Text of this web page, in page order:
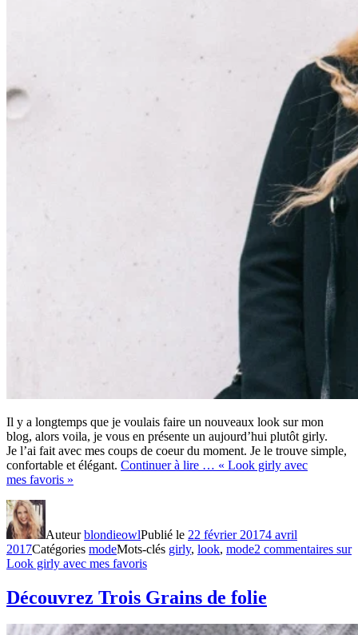
Il y a longtemps que je voulais faire un nouveaux look sur mon
blog, alors voila, je vous en présente un aujourd’hui plutôt girly.
Je l’ai fait avec mes coups de coeur du moment. Je le trouve simple,
confortable et élégant. Continuer à lire … « Look girly avec
mes favoris »
AuteurblondieowlPublié le 22 février 20174 avril
2017Catégories modeMots-clés girly, look, mode2 commentaires sur
Look girly avec mes favoris
Découvrez Trois Grains de folie